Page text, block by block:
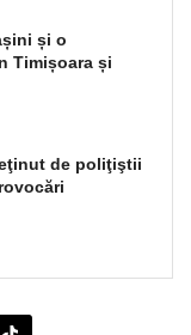
și o
Timișoara și
de poliţiştii